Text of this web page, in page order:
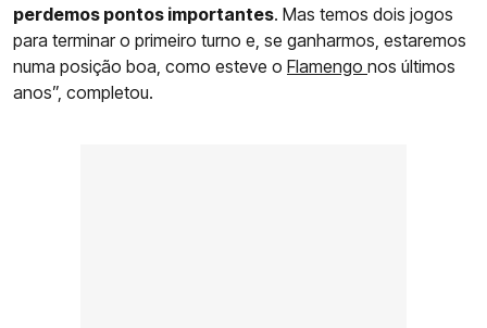
perdemos pontos importantes. Mas temos dois jogos
para terminar o primeiro turno e, se ganharmos, estaremos
numa posição boa, como esteve o Flamengo nos últimos
anos”, completou.